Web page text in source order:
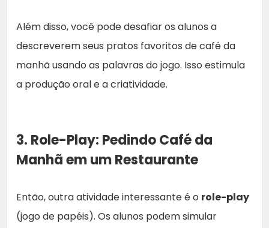
Além disso, você pode desafiar os alunos a
descreverem seus pratos favoritos de café da
manhã usando as palavras do jogo. Isso estimula
a produção oral e a criatividade.
3. Role-Play: Pedindo Café da
Manhã em um Restaurante
Então, outra atividade interessante é o role-play
(jogo de papéis). Os alunos podem simular